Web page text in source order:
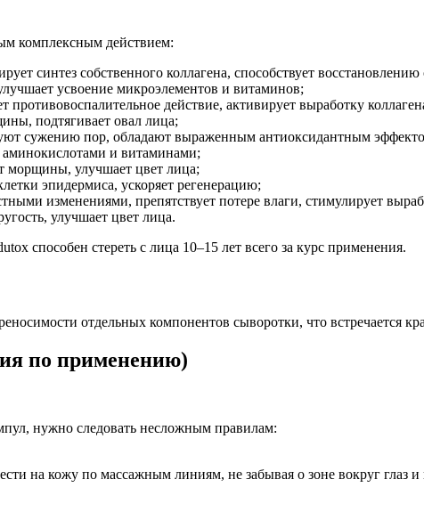
комплексным действием:
синтез собственного коллагена, способствует
усвоение микроэлементов и витаминов;
действие, активирует выработку
подтягивает овал лица;
сужению пор, обладают выраженным антиоксидантным
и витаминами;
морщины, улучшает цвет лица;
эпидермиса, ускоряет регенерацию;
изменениями, препятствует потере влаги, стимулирует
улучшает цвет лица.
способен стереть с лица 10–15 лет всего за курс применения.
отдельных компонентов сыворотки, что встречается
по применению)
нужно следовать несложным правилам:
на кожу по массажным линиям, не забывая о зоне вокруг глаз и